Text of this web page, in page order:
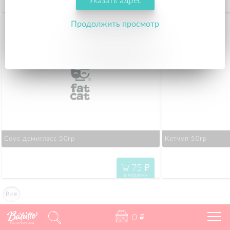
Всё
75
Соус демигласс 50гр
75 "
в корзину
Кетчуп 50гр
Калининград
0 "
Продолжить просмотр